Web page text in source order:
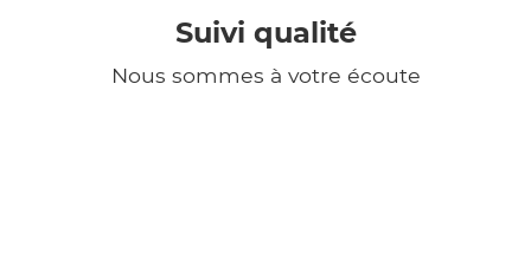
Suivi qualité
Nous sommes à votre écoute